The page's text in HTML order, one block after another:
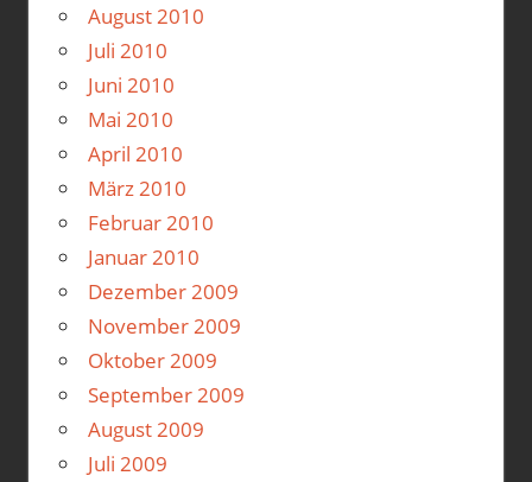
August 2010
Juli 2010
Juni 2010
Mai 2010
April 2010
März 2010
Februar 2010
Januar 2010
Dezember 2009
November 2009
Oktober 2009
September 2009
August 2009
Juli 2009